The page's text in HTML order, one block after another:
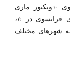
«ویکتور ماری
هوگو» Victor Marie Hugo شاعر و نویسنده‌ی فرانسوی در 26
به شهرهای مختلف